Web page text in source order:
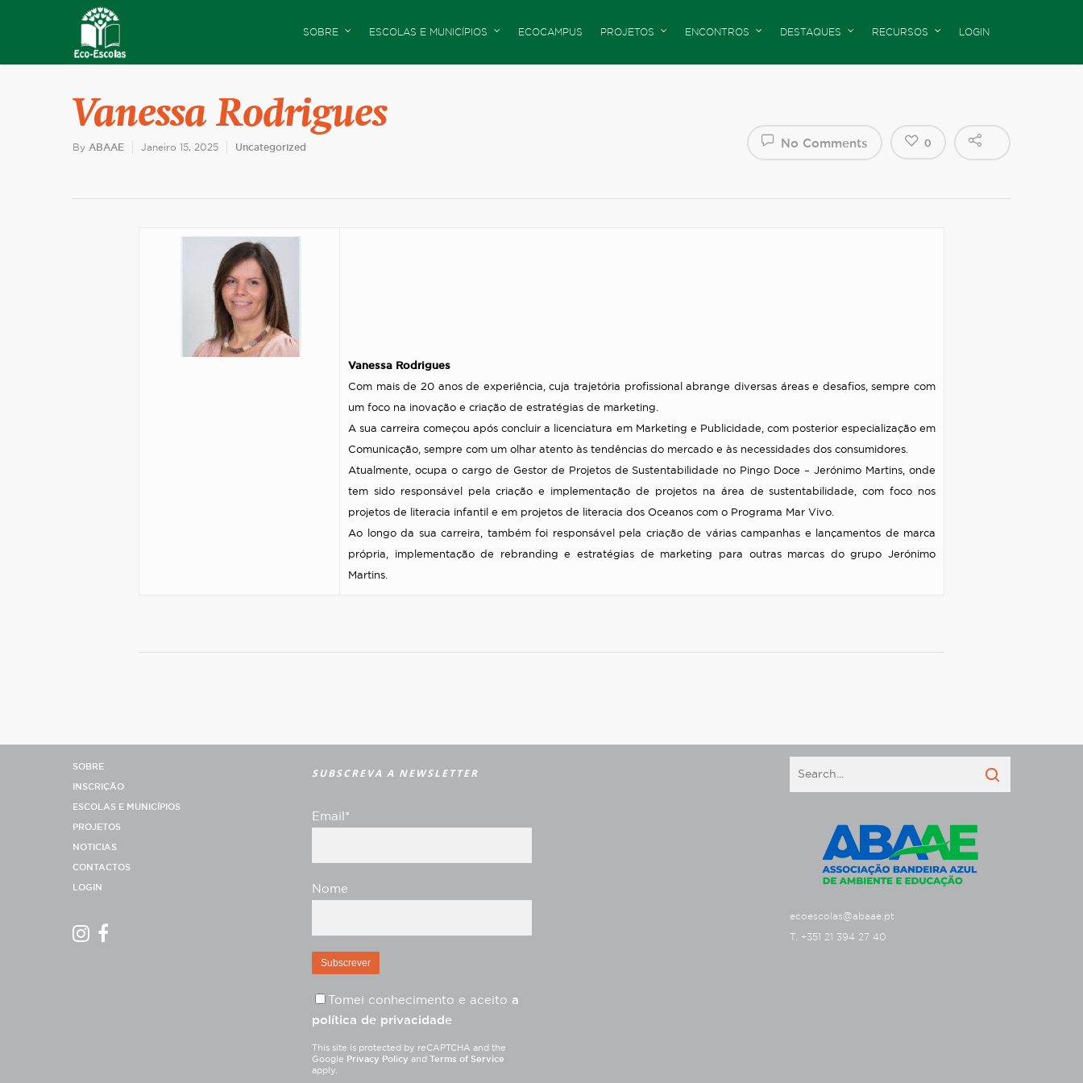
SOBRE ESCOLAS E MUNICÍPIOS ECOCAMPUS PROJETOS ENCONTROS DESTAQUES RECURSOS LOGIN
Vanessa Rodrigues
By ABAAE Janeiro 15, 2025 Uncategorized No Comments 0
Vanessa Rodrigues
Com mais de 20 anos de experiência, cuja trajetória profissional abrange diversas áreas e desafios, sempre com
um foco na inovação e criação de estratégias de marketing.
A sua carreira começou após concluir a licenciatura em Marketing e Publicidade, com posterior especialização em
Comunicação, sempre com um olhar atento às tendências do mercado e às necessidades dos consumidores.
Atualmente, ocupa o cargo de Gestor de Projetos de Sustentabilidade no Pingo Doce – Jerónimo Martins, onde
tem sido responsável pela criação e implementação de projetos na área de sustentabilidade, com foco nos
projetos de literacia infantil e em projetos de literacia dos Oceanos com o Programa Mar Vivo.
Ao longo da sua carreira, também foi responsável pela criação de várias campanhas e lançamentos de marca
própria, implementação de rebranding e estratégias de marketing para outras marcas do grupo Jerónimo
Martins.
SOBRE
INSCRIÇÃO
ESCOLAS E MUNICÍPIOS
PROJETOS
NOTICIAS
CONTACTOS
LOGIN
SUBSCREVA A NEWSLETTER
Email*
Nome
Tomei conhecimento e aceito a
política de privacidade
This site is protected by reCAPTCHA and the
Google Privacy Policy and Terms of Service
apply.
ecoescolas@abaae.pt
T. +351 21 394 27 40